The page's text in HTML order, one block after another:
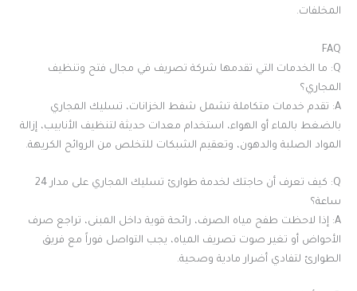
المخلفات.
FAQ
Q: ما الخدمات التي تقدمها شركة تصريف في مجال فتح وتنظيف
المجاري؟
A: تقدم خدمات متكاملة تشمل شفط الخزانات، تسليك المجاري
بالضغط بالماء أو الهواء، استخدام معدات حديثة لتنظيف الأنابيب، إزالة
المواد الصلبة والدهون، وتعقيم الشبكات للتخلص من الروائح الكريهة.
Q: كيف تعرف أن حاجتك لخدمة طوارئ تسليك المجاري على مدار 24
ساعة؟
A: إذا لاحظت طفح مياه الصرف، رائحة قوية داخل المبنى، تراجع صرف
الأحواض أو تغير صوت تصريف المياه، يجب التواصل فوراً مع فريق
الطوارئ لتفادي أضرار مادية وصحية.